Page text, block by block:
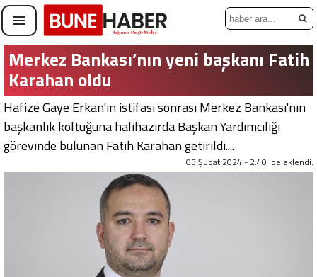
Merkez Bankası’nın yeni başkanı Fatih
Karahan oldu
Hafize Gaye Erkan'ın istifası sonrası Merkez Bankası'nın
başkanlık koltuğuna halihazırda Başkan Yardımcılığı
görevinde bulunan Fatih Karahan getirildi....
03 Şubat 2024 - 2:40 'de eklendi.